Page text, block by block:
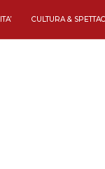
CULTURA &